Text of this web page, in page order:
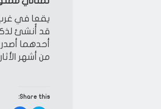
قد أُنشئ
أحدهما
من أشهر
Share this: